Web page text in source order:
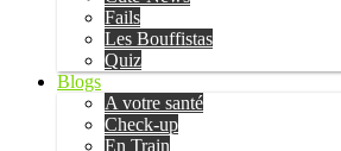
Fails
Les Bouffistas
Quiz
Blogs
A votre santé
Check-up
En Train